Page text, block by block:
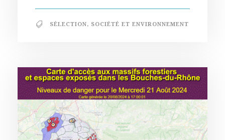
SÉLECTION, SOCIÉTÉ ET ENVIRONNEMENT